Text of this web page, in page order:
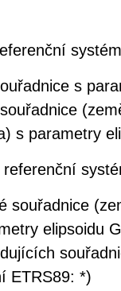
s
s parametry
souřadnice
elipsoidu
ETRS89: *)